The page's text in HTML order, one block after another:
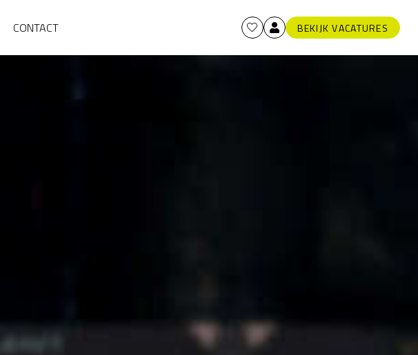
CONTACT BEKIJK VACATURES